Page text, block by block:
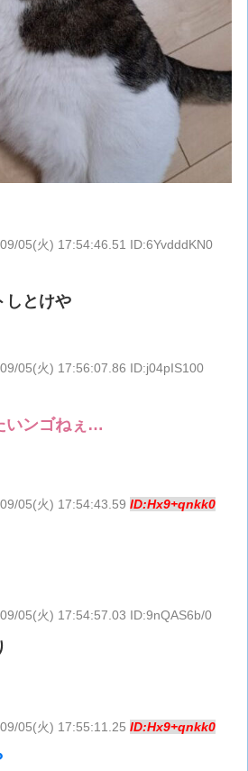
05(火) 17:54:46.51 ID:6YvdddKN0
しとけや
05(火) 17:56:07.86 ID:j04pIS100
いンゴねぇ…
05(火) 17:54:43.59 ID:Hx9+qnkk0
05(火) 17:54:57.03 ID:9nQAS6b/0
05(火) 17:55:11.25 ID:Hx9+qnkk0